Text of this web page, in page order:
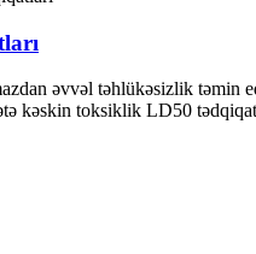
əvvəl təhlükəsizlik təmin
kəskin toksiklik LD50